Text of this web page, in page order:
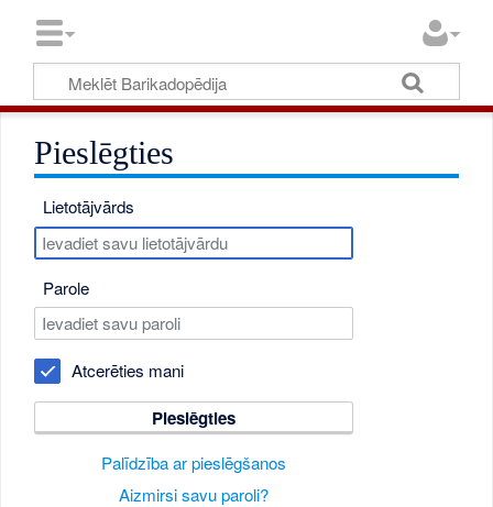
Pieslēgties
Lietotājvārds
Parole
Atcerēties mani
Pieslēgties
Palīdzība ar pieslēgšanos
Aizmirsi savu paroli?